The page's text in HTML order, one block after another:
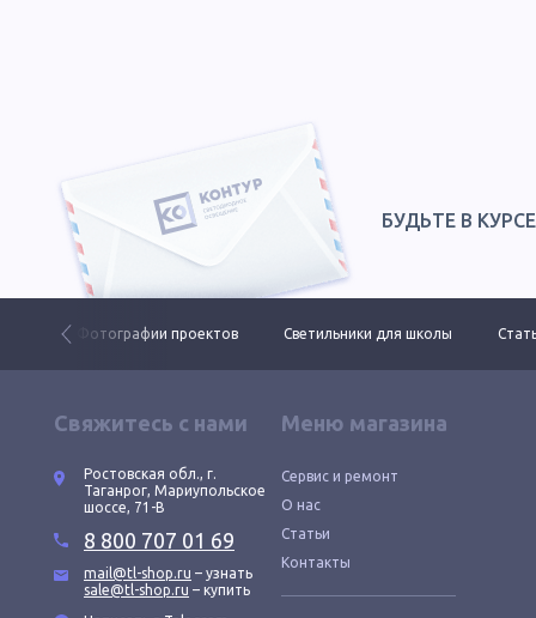
БУДЬТЕ В
Фотографии проектов Светильники для школы
Свяжитесь с нами
Ростовская обл., г.
Таганрог, Мариупольское
шоссе, 71-В
8 800 707 01 69
mail@tl-shop.ru – узнать
sale@tl-shop.ru – купить
Меню магазина
Сервис и ремонт
О нас
Статьи
Контакты